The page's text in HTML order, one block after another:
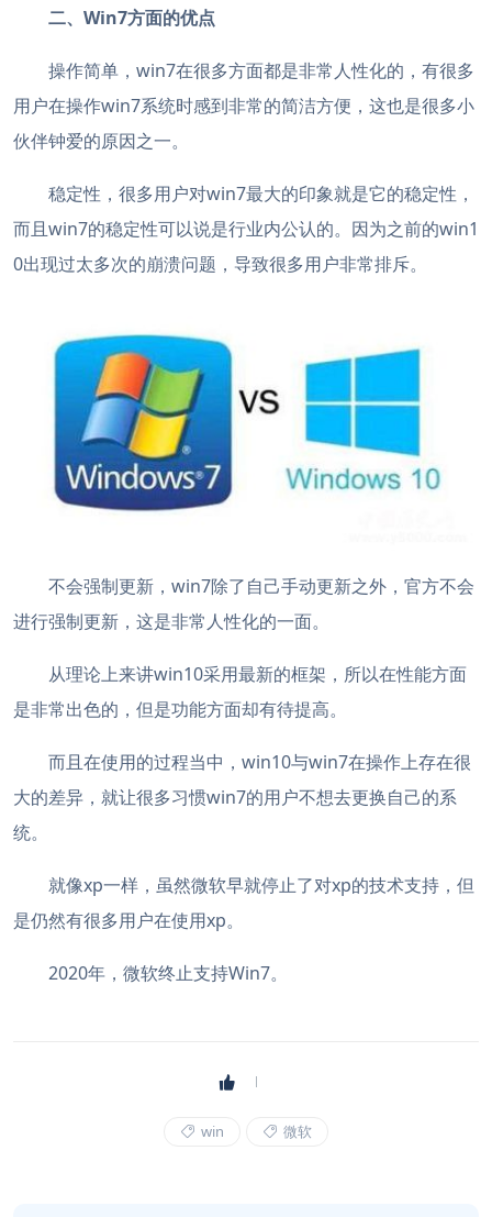
二、Win7方面的优点
操作简单，win7在很多方面都是非常人性化的，有很多
用户在操作win7系统时感到非常的简洁方便，这也是很多小
伙伴钟爱的原因之一。
稳定性，很多用户对win7最大的印象就是它的稳定性，
而且win7的稳定性可以说是行业内公认的。因为之前的win1
0出现过太多次的崩溃问题，导致很多用户非常排斥。
不会强制更新，win7除了自己手动更新之外，官方不会
进行强制更新，这是非常人性化的一面。
从理论上来讲win10采用最新的框架，所以在性能方面
是非常出色的，但是功能方面却有待提高。
而且在使用的过程当中，win10与win7在操作上存在很
大的差异，就让很多习惯win7的用户不想去更换自己的系
统。
就像xp一样，虽然微软早就停止了对xp的技术支持，但
是仍然有很多用户在使用xp。
2020年，微软终止支持Win7。
win 微软